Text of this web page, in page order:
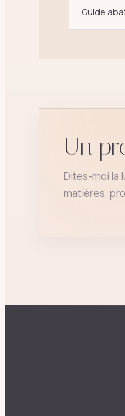
Guide
Un
Dites-moi la
matières,